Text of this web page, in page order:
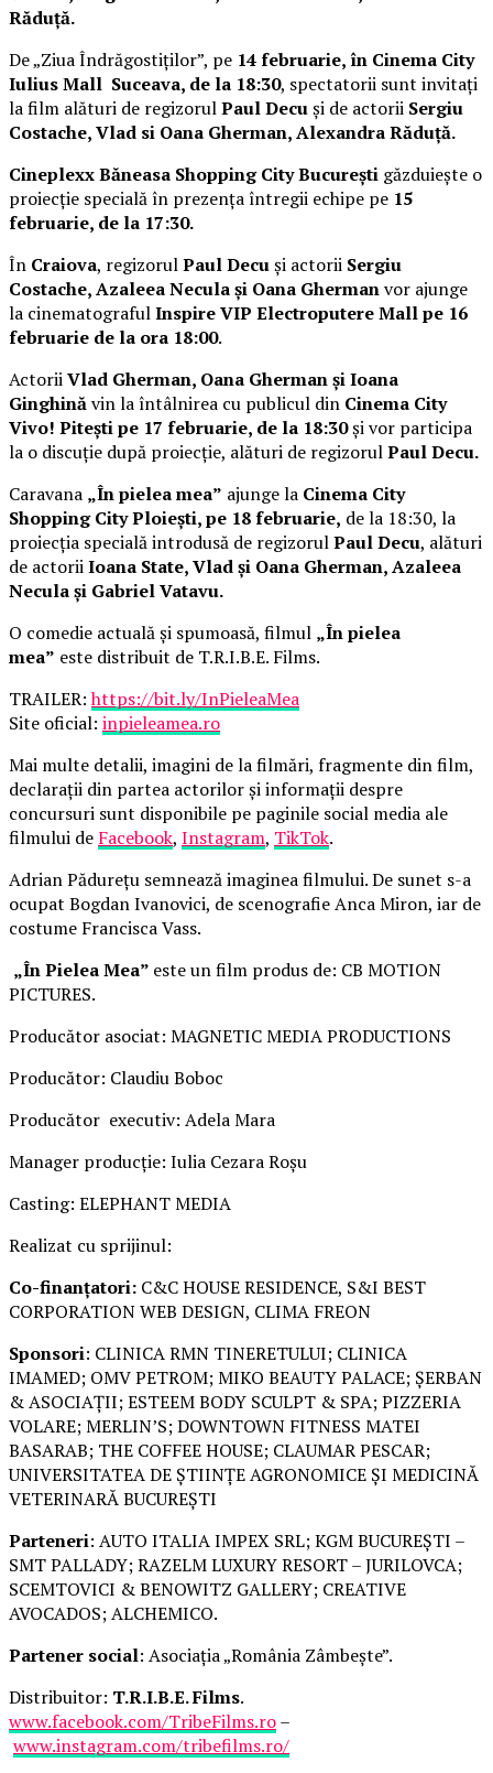
Răduță.
De „Ziua Îndrăgostiților”, pe 14 februarie, în Cinema City
Iulius Mall Suceava, de la 18:30, spectatorii sunt invitați
la film alături de regizorulPaul Decuși de actorii Sergiu
Costache, Vlad si Oana Gherman, Alexandra Răduță.
Cineplexx Băneasa Shopping City București găzduiește o
proiecție specială în prezența întregii echipe pe 15
februarie, de la 17:30.
În Craiova, regizorulPaul Decuși actorii Sergiu
Costache, Azaleea Necula și Oana Ghermanvor ajunge
la cinematografulInspire VIP Electroputere Mall pe 16
februarie de la ora 18:00.
ActoriiVlad Gherman, Oana Gherman și Ioana
Ginghinăvin la întâlnirea cu publicul din Cinema City
Vivo! Pitești pe 17 februarie, de la 18:30și vor participa
la o discuție după proiecție, alături de regizorulPaul Decu.
Caravana „În pielea mea” ajunge la Cinema City
Shopping City Ploiești, pe 18 februarie, de la 18:30, la
proiecția specială introdusă de regizorulPaul Decu, alături
de actoriiIoana State, Vlad și Oana Gherman, Azaleea
Necula și Gabriel Vatavu.
O comedie actuală și spumoasă, filmul „În pielea
mea” este distribuit de T.R.I.B.E. Films.
TRAILER:https://bit.ly/InPieleaMea
Site oficial: inpieleamea.ro
Mai multe detalii, imagini de la filmări, fragmente din film,
declarații din partea actorilor și informații despre
concursuri sunt disponibile pe paginile social media ale
filmului de Facebook, Instagram, TikTok.
Adrian Pădurețu semnează imaginea filmului. De sunet s-a
ocupat Bogdan Ivanovici, de scenografie Anca Miron, iar de
costume Francisca Vass.
„În Pielea Mea” este un film produs de: CB MOTION
PICTURES.
Producător asociat: MAGNETIC MEDIA PRODUCTIONS
Producător: Claudiu Boboc
Producător executiv: Adela Mara
Manager producție: Iulia Cezara Roșu
Casting: ELEPHANT MEDIA
Realizat cu sprijinul:
Co-finanțatori: C&C HOUSE RESIDENCE, S&I BEST
CORPORATION WEB DESIGN, CLIMA FREON
Sponsori: CLINICA RMN TINERETULUI; CLINICA
IMAMED; OMV PETROM; MIKO BEAUTY PALACE; ȘERBAN
& ASOCIAȚII; ESTEEM BODY SCULPT & SPA; PIZZERIA
VOLARE; MERLIN’S; DOWNTOWN FITNESS MATEI
BASARAB; THE COFFEE HOUSE; CLAUMAR PESCAR;
UNIVERSITATEA DE ȘTIINȚE AGRONOMICE ȘI MEDICINĂ
VETERINARĂ BUCUREȘTI
Parteneri: AUTO ITALIA IMPEX SRL; KGM BUCUREȘTI –
SMT PALLADY; RAZELM LUXURY RESORT – JURILOVCA;
SCEMTOVICI & BENOWITZ GALLERY; CREATIVE
AVOCADOS; ALCHEMICO.
Partener social: Asociația „România Zâmbește”.
Distribuitor: T.R.I.B.E. Films.
www.facebook.com/TribeFilms.ro–
www.instagram.com/tribefilms.ro/